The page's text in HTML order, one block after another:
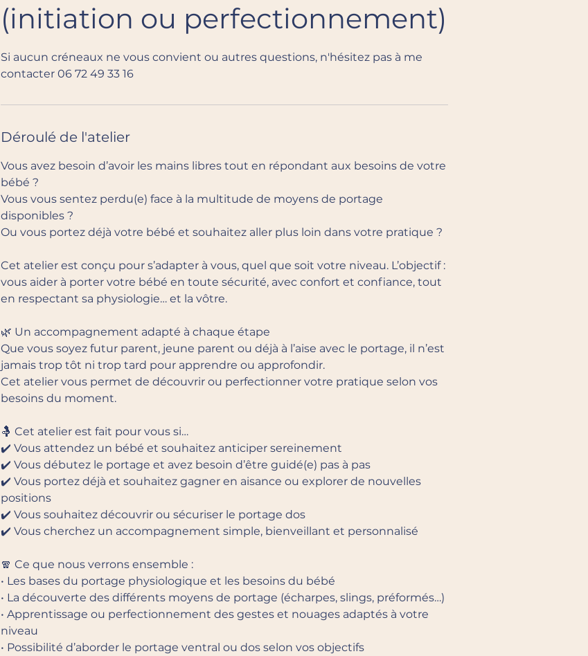
(initiation ou perfectionnement)
Si aucun créneaux ne vous convient ou autres questions, n'hésitez pas à me
contacter 06 72 49 33 16
Déroulé de l'atelier
Vous avez besoin d’avoir les mains libres tout en répondant aux besoins de votre
bébé ?
Vous vous sentez perdu(e) face à la multitude de moyens de portage
disponibles ?
Ou vous portez déjà votre bébé et souhaitez aller plus loin dans votre pratique ?
Cet atelier est conçu pour s’adapter à vous, quel que soit votre niveau. L’objectif :
vous aider à porter votre bébé en toute sécurité, avec confort et confiance, tout
en respectant sa physiologie… et la vôtre.
🌿 Un accompagnement adapté à chaque étape
Que vous soyez futur parent, jeune parent ou déjà à l’aise avec le portage, il n’est
jamais trop tôt ni trop tard pour apprendre ou approfondir.
Cet atelier vous permet de découvrir ou perfectionner votre pratique selon vos
besoins du moment.
🤱 Cet atelier est fait pour vous si…
✔️ Vous attendez un bébé et souhaitez anticiper sereinement
✔️ Vous débutez le portage et avez besoin d’être guidé(e) pas à pas
✔️ Vous portez déjà et souhaitez gagner en aisance ou explorer de nouvelles
positions
✔️ Vous souhaitez découvrir ou sécuriser le portage dos
✔️ Vous cherchez un accompagnement simple, bienveillant et personnalisé
🧣 Ce que nous verrons ensemble :
• Les bases du portage physiologique et les besoins du bébé
• La découverte des différents moyens de portage (écharpes, slings, préformés…)
• Apprentissage ou perfectionnement des gestes et nouages adaptés à votre
niveau
• Possibilité d’aborder le portage ventral ou dos selon vos objectifs